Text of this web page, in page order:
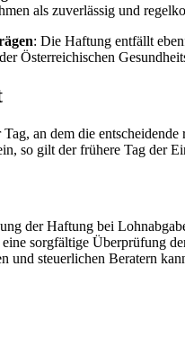
als zuverlässig und
: Die Haftung entfällt
Österreichischen
an dem die
so gilt der frühere Tag der
der Haftung bei
sorgfältige Überprüfung
und steuerlichen Beratern